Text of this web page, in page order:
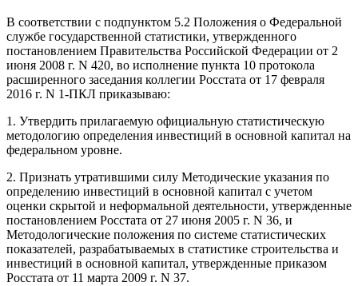
В соответствии с подпунктом 5.2 Положения о Федеральной
службе государственной статистики, утвержденного
постановлением Правительства Российской Федерации от 2
июня 2008 г. N 420, во исполнение пункта 10 протокола
расширенного заседания коллегии Росстата от 17 февраля
2016 г. N 1-ПКЛ приказываю:
1. Утвердить прилагаемую официальную статистическую
методологию определения инвестиций в основной капитал на
федеральном уровне.
2. Признать утратившими силу Методические указания по
определению инвестиций в основной капитал с учетом
оценки скрытой и неформальной деятельности, утвержденные
постановлением Росстата от 27 июня 2005 г. N 36, и
Методологические положения по системе статистических
показателей, разрабатываемых в статистике строительства и
инвестиций в основной капитал, утвержденные приказом
Росстата от 11 марта 2009 г. N 37.